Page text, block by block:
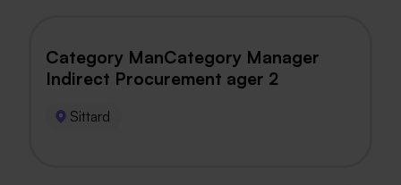
Category ManCategory Manager
Indirect Procurement ager 2
Sittard